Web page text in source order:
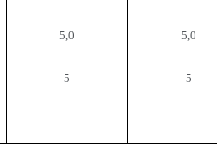
5,0 5,0
5 5